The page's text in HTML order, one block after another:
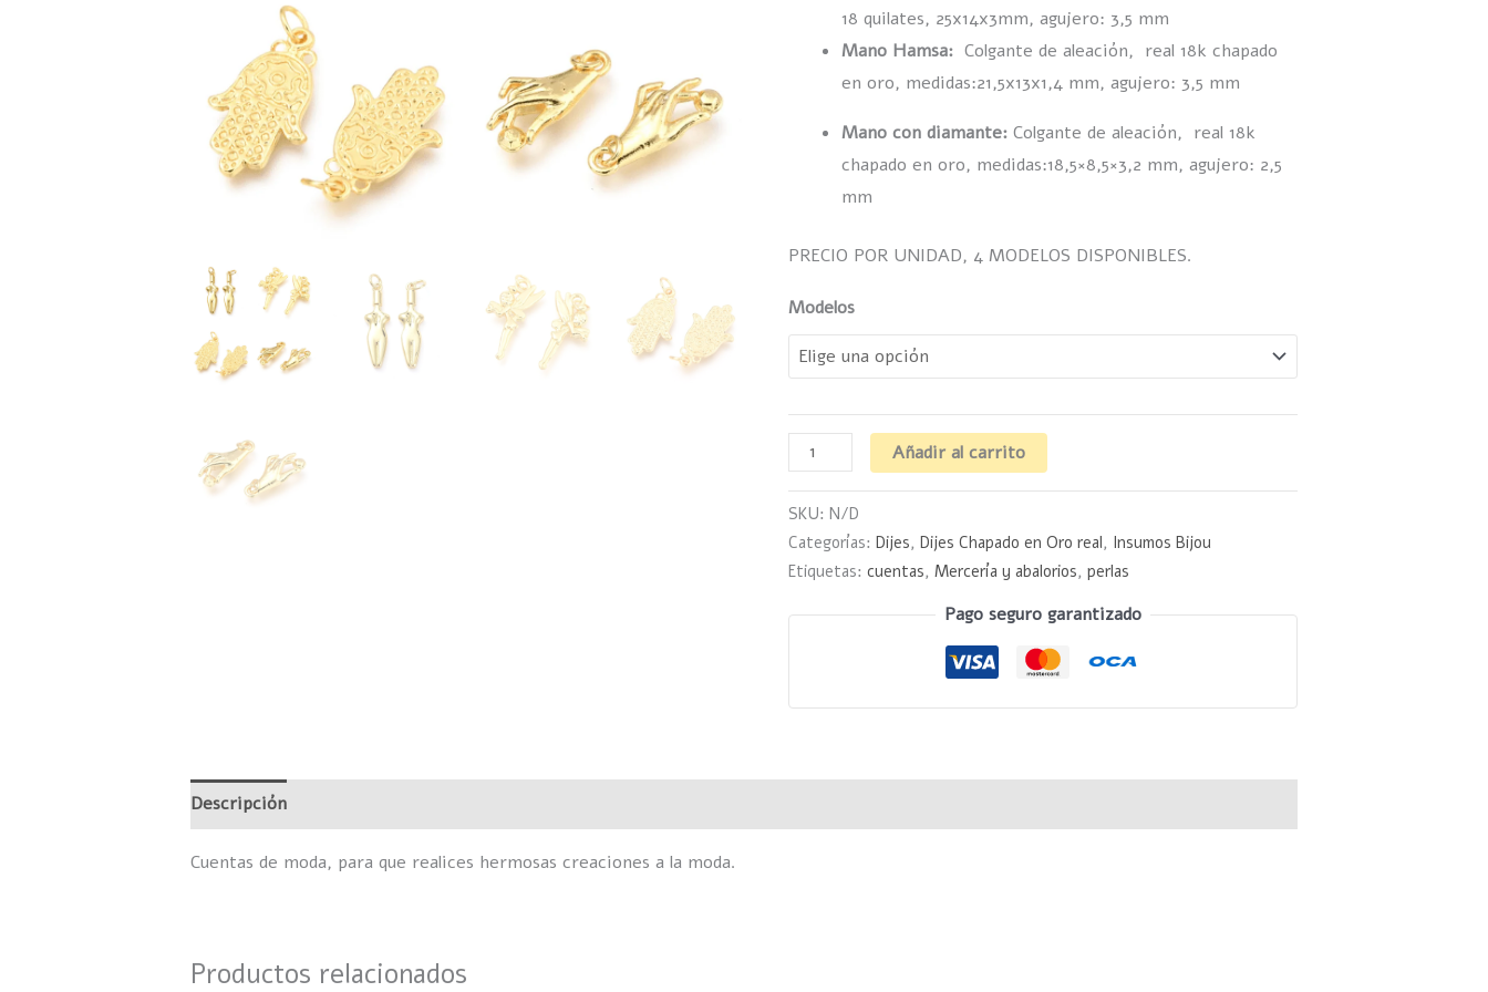
18 quilates, 25x14x3mm, agujero: 3,5 mm
Mano Hamsa: Colgante de aleación, real 18k chapado
en oro, medidas:21,5x13x1,4 mm, agujero: 3,5 mm
Mano con diamante: Colgante de aleación, real 18k
chapado en oro, medidas:18,5×8,5×3,2 mm, agujero: 2,5
mm
PRECIO POR UNIDAD, 4 MODELOS DISPONIBLES.
Modelos
Añadir al carrito
SKU: N/D
Categorías: Dijes, Dijes Chapado en Oro real, Insumos Bijou
Etiquetas: cuentas, Mercería y abalorios, perlas
Pago seguro garantizado
Descripción
Cuentas de moda, para que realices hermosas creaciones a la moda.
Productos relacionados